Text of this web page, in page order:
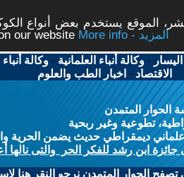
الموقع يستخدم بعض أنواع
our website
More info - المزيد
-وكالة أنباء العلمانية -وكالة
الاقتصاد - اخبار الطب والعلوم
الحوار المتمدن
تطوعية وغير ربحية
ديمقراطي حديث يضمن الحرية
ابن رشد للفكر الحر والتى نالها
الحوار المتمدن نرجو النقر هنا